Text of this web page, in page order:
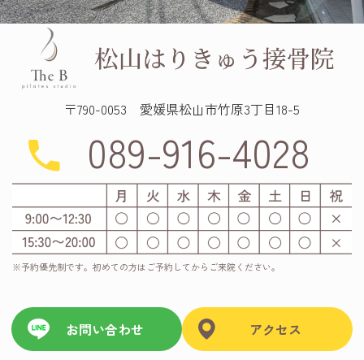
〒790-0053 愛媛県松山市竹原3丁目18-5
089-916-4028
※予約優先制です。初めての方はご予約してからご来院ください。
お問い合わせ アクセス